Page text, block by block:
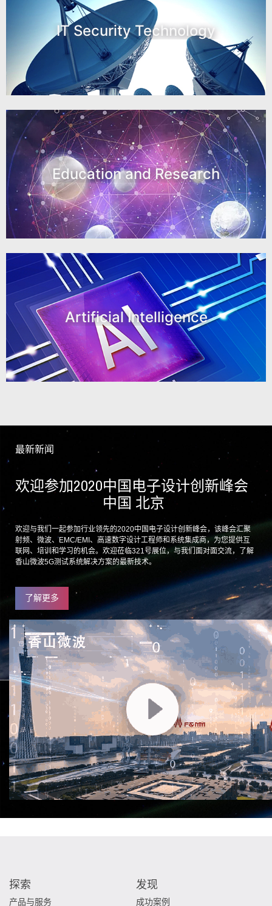
IT Security Technology
Education and Research
Artificial Intelligence
最新新闻
欢迎参加2020中国电子设计创新峰会
中国 北京
欢迎与我们一起参加行业领先的2020中国电子设计创新峰会，该峰会汇聚
射频、微波、EMC/EMI、高速数字设计工程师和系统集成商，为您提供互
联网、培训和学习的机会。欢迎莅临321号展位，与我们面对面交流，了解
香山微波5G测试系统解决方案的最新技术。
了解更多
探索
产品与服务
发现
成功案例